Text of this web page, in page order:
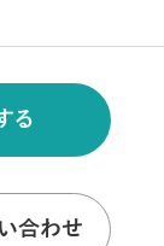
る
合わせ